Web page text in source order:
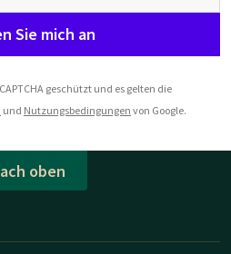
Sie mich an
geschützt und es gelten die
und Nutzungsbedingungen von Google.
oben